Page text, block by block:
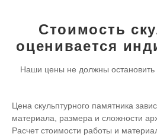
Стоимость
оценивается
Наши цены не должны остановить
Цена скульптурного памятника
материала, размера и сложности
Расчет стоимости работы и